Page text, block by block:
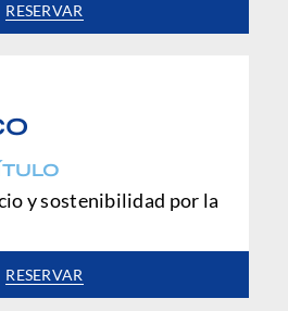
RESERVAR
y sostenibilidad por la
RESERVAR